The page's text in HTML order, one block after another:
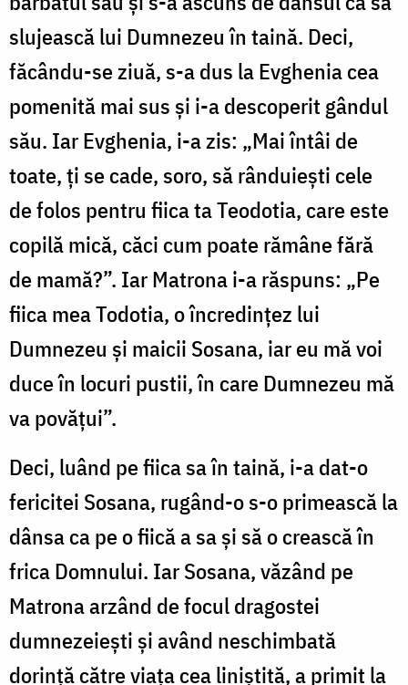
slujească lui Dumnezeu în taină. Deci,
făcându-se ziuă, s-a dus la Evghenia cea
pomenită mai sus și i-a descoperit gândul
său. Iar Evghenia, i-a zis: „Mai întâi de
toate, ți se cade, soro, să rânduiești cele
de folos pentru fiica ta Teodotia, care este
copilă mică, căci cum poate rămâne fără
de mamă?”. Iar Matrona i-a răspuns: „Pe
fiica mea Todotia, o încredințez lui
Dumnezeu și maicii Sosana, iar eu mă voi
duce în locuri pustii, în care Dumnezeu mă
va povățui”.
Deci, luând pe fiica sa în taină, i-a dat-o
fericitei Sosana, rugând-o s-o primească la
dânsa ca pe o fiică a sa și să o crească în
frica Domnului. Iar Sosana, văzând pe
Matrona arzând de focul dragostei
dumnezeiești și având neschimbată
dorință către viața cea liniștită, a primit la